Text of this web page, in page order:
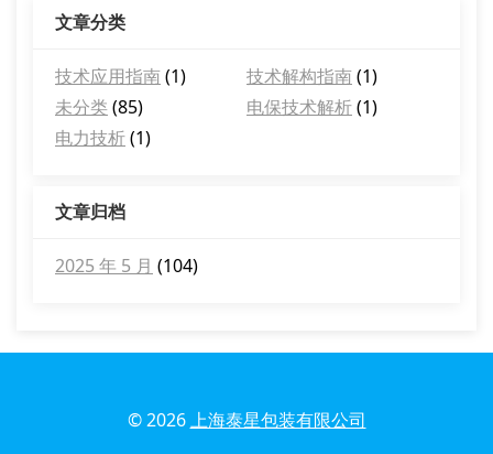
文章分类
技术应用指南(1) 技术解构指南(1)
未分类(85) 电保技术解析(1)
电力技析(1)
文章归档
2025 年 5 月 (104)
© 2026上海泰星包装有限公司